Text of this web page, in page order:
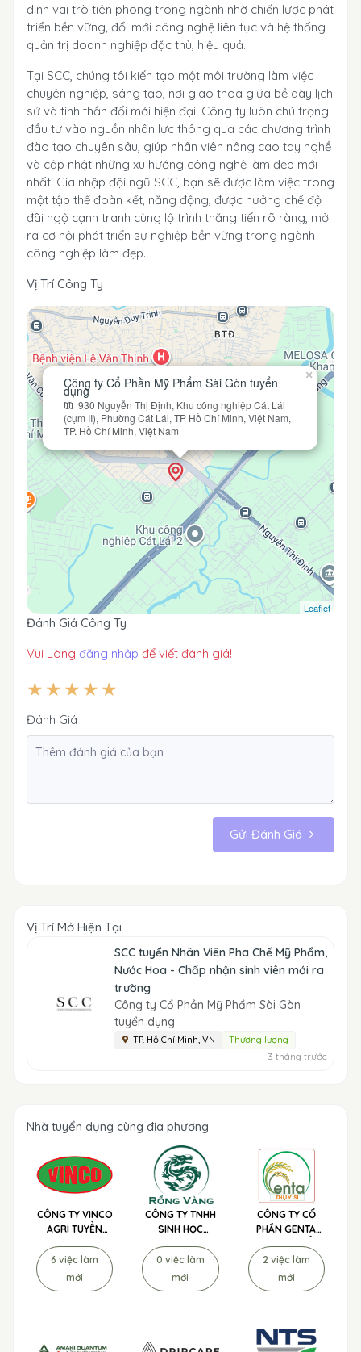
định vai trò tiên phong trong ngành nhờ chiến lược phát
triển bền vững, đổi mới công nghệ liên tục và hệ thống
quản trị doanh nghiệp đặc thù, hiệu quả.
Tại SCC, chúng tôi kiến tạo một môi trường làm việc
chuyên nghiệp, sáng tạo, nơi giao thoa giữa bề dày lịch
sử và tinh thần đổi mới hiện đại. Công ty luôn chú trọng
đầu tư vào nguồn nhân lực thông qua các chương trình
đào tạo chuyên sâu, giúp nhân viên nâng cao tay nghề
và cập nhật những xu hướng công nghệ làm đẹp mới
nhất. Gia nhập đội ngũ SCC, bạn sẽ được làm việc trong
một tập thể đoàn kết, năng động, được hưởng chế độ
đãi ngộ cạnh tranh cùng lộ trình thăng tiến rõ ràng, mở
ra cơ hội phát triển sự nghiệp bền vững trong ngành
công nghiệp làm đẹp.
Vị Trí Công Ty
Công ty Cổ Phần Mỹ Phẩm Sài Gòn tuyển
dụng
930 Nguyễn Thị Định, Khu công nghiệp Cát Lái
(cụm II), Phường Cát Lái, TP Hồ Chí Minh, Việt Nam,
TP. Hồ Chí Minh, Việt Nam
×
Leaflet
Đánh Giá Công Ty
Vui Lòng đăng nhập để viết đánh giá!
Đánh Giá
Gửi Đánh Giá
Vị Trí Mở Hiện Tại
SCC tuyển Nhân Viên Pha Chế Mỹ Phẩm,
Nước Hoa - Chấp nhận sinh viên mới ra
trường
Công ty Cổ Phần Mỹ Phẩm Sài Gòn
tuyển dụng
TP. Hồ Chí Minh, VN Thương lượng
3 tháng trước
Nhà tuyển dụng cùng địa phương
CÔNG TY VINCO
AGRI TUYỂN
DỤNG
6 việc làm
mới
CÔNG TY TNHH
SINH HỌC
NÔNG NGHIỆP
RỒNG VÀNG
TUYỂN DỤNG
0 việc làm
mới
CÔNG TY CỔ
PHẦN GENTA
THỤY SĨ TUYỂN
DỤNG
2 việc làm
mới